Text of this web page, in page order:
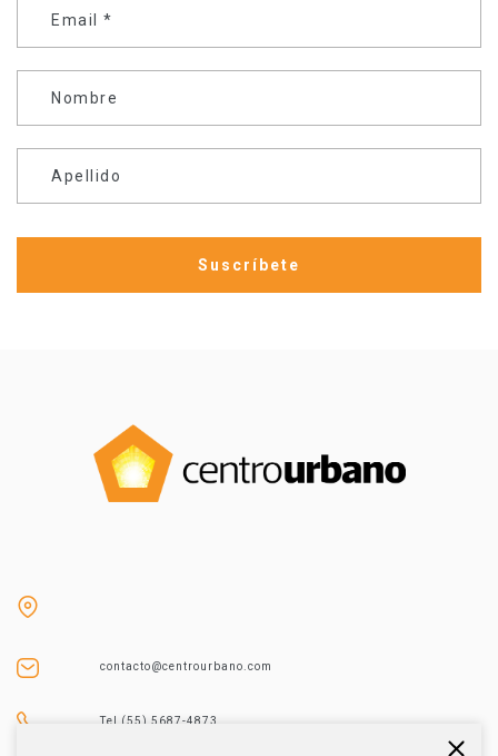
Email *
Nombre
Apellido
contacto@centrourbano.com
Tel (55) 5687-4873